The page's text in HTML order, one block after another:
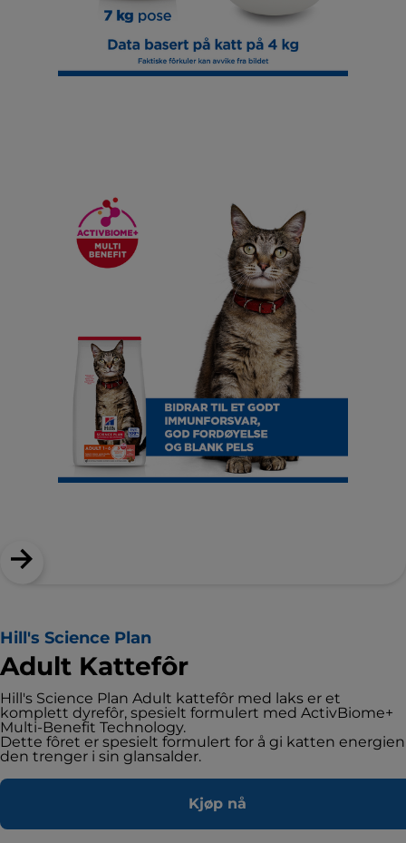
Hill's Science Plan
Adult Kattefôr
Hill's Science Plan Adult kattefôr med laks er et
komplett dyrefôr, spesielt formulert med ActivBiome+
Multi-Benefit Technology.
Dette fôret er spesielt formulert for å gi katten energien
den trenger i sin glansalder.
Kjøp nå